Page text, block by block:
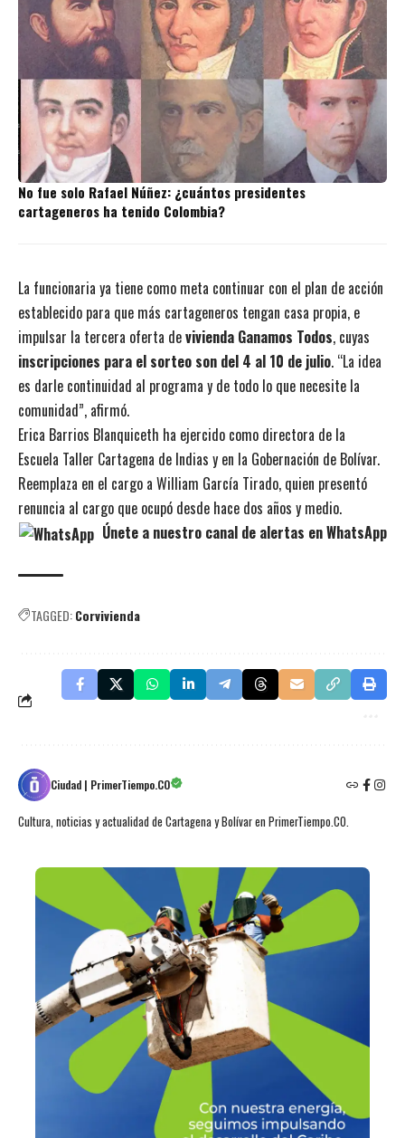
No fue solo Rafael Núñez: ¿cuántos presidentes
cartageneros ha tenido Colombia?
La funcionaria ya tiene como meta continuar con el plan de acción
establecido para que más cartageneros tengan casa propia, e
impulsar la tercera oferta devivienda Ganamos Todos, cuyas
inscripciones para el sorteo son del 4 al 10 de julio. “La idea
es darle continuidad al programa y de todo lo que necesite la
comunidad”, afirmó.
Erica Barrios Blanquiceth ha ejercido como directora de la
Escuela Taller Cartagena de Indias y en la Gobernación de Bolívar.
Reemplaza en el cargo a William García Tirado, quien presentó
renuncia al cargo que ocupó desde hace dos años y medio.
Únete a nuestro canal de alertas en WhatsApp
TAGGED:Corvivienda
Ciudad | PrimerTiempo.CO
Cultura, noticias y actualidad de Cartagena y Bolívar en PrimerTiempo.CO.